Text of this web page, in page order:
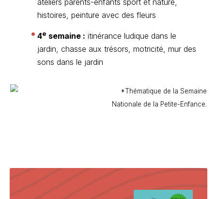
histoires, peinture avec des fleurs
4e semaine : itinérance ludique dans le
jardin, chasse aux trésors, motricité, mur des
sons dans le jardin
*Thématique de la Semaine
Nationale de la Petite-Enfance.